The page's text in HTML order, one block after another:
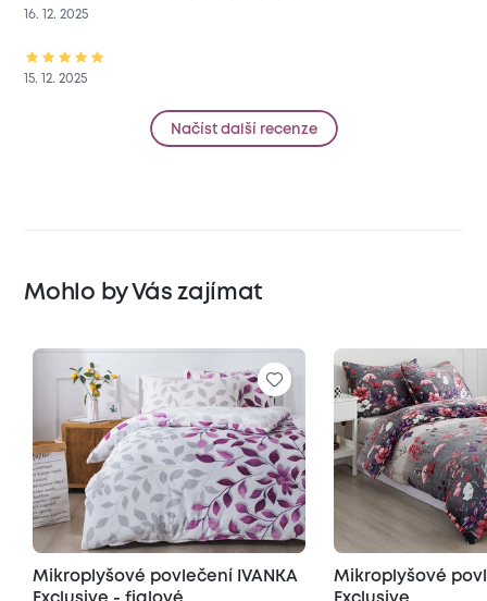
16. 12. 2025
15. 12. 2025
Načíst další recenze
Mohlo by Vás zajímat
Mikroplyšové povlečení IVANKA
Mikroplyšové